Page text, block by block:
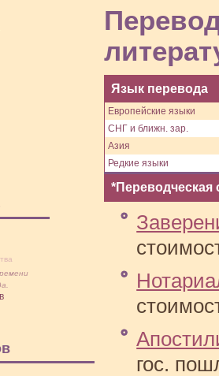
Язык перевода
Европейские языки
СНГ и ближн. зар.
Азия
Редкие языки
*Переводческая
гос.